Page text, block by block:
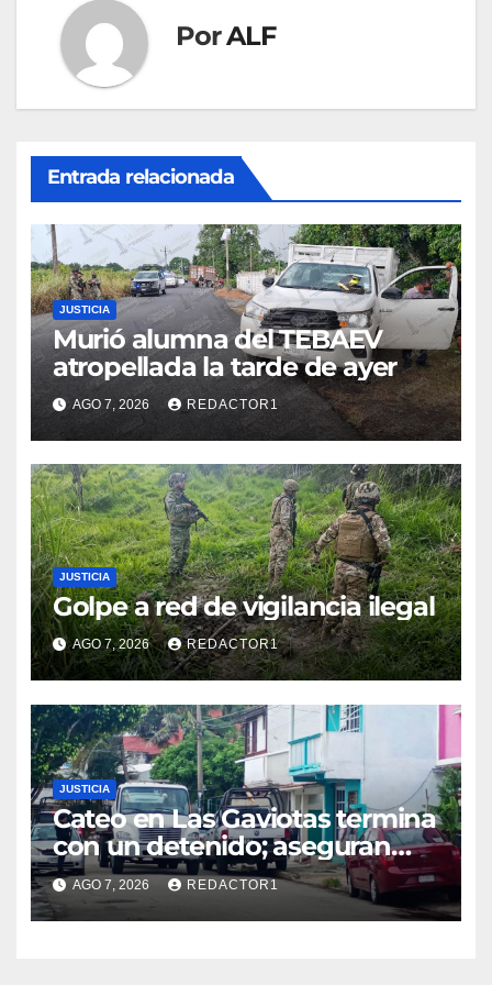
PorALF
Entrada relacionada
JUSTICIA
Murió alumna del TEBAEV
atropellada la tarde de ayer
AGO 7, 2026 REDACTOR1
JUSTICIA
Golpe a red de vigilancia ilegal
AGO 7, 2026 REDACTOR1
JUSTICIA
Cateo en Las Gaviotas termina
con un detenido; aseguran
armas, presunta droga y un
automóvil
AGO 7, 2026 REDACTOR1